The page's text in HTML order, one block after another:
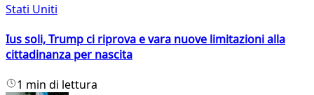
Stati Uniti
Ius soli, Trump ci riprova e vara nuove limitazioni alla
cittadinanza per nascita
1 min di lettura